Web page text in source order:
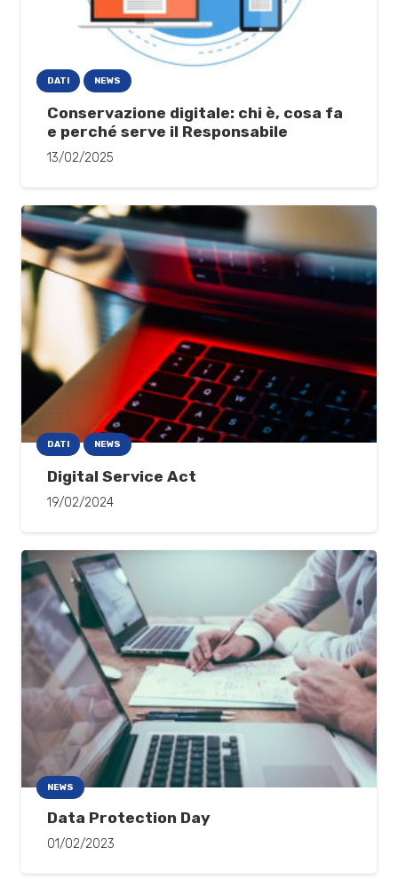
DATI NEWS
Conservazione digitale: chi è, cosa fa
e perché serve il Responsabile
13/02/2025
DATI NEWS
Digital Service Act
19/02/2024
NEWS
Data Protection Day
01/02/2023